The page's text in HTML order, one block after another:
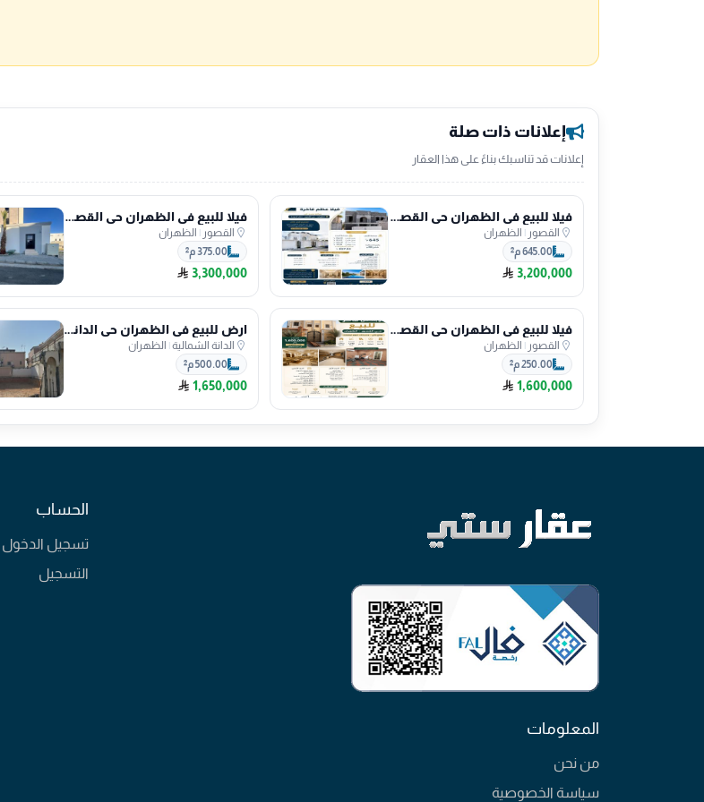
إعلانات ذات صلة
إعلانات قد تناسبك بناءً على هذا العقار
فيلا للبيع في الظهران حي القصور
القصور | الظهران
645.00 م²
3,200,000
فيلا للبيع في الظهران حي القصور
القصور | الظهران
375.00 م²
3,300,000
فيلا للبيع في الظهران حي القصور
القصور | الظهران
250.00 م²
1,600,000
ارض للبيع في الظهران حي الدانة الشمالية
الدانة الشمالية| الظهران
500.00 م²
1,650,000
الحساب
تسجيل الدخول
التسجيل
المعلومات
من نحن
سياسة الخصوصية